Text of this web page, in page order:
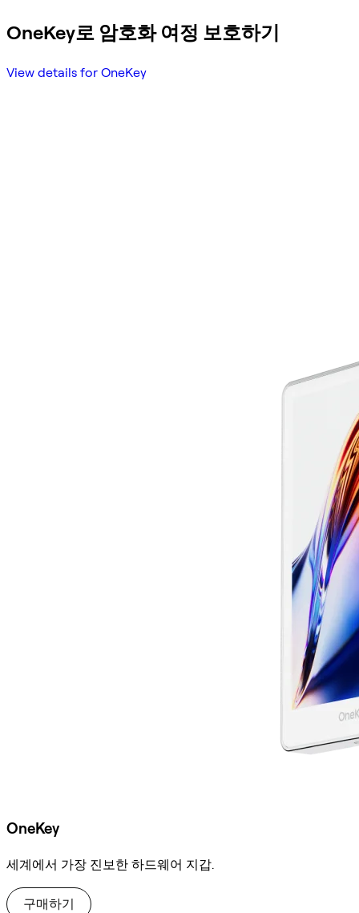
OneKey로 암호화 여정 보호하기
View details for OneKey
OneKey
세계에서 가장 진보한 하드웨어 지갑.
구매하기